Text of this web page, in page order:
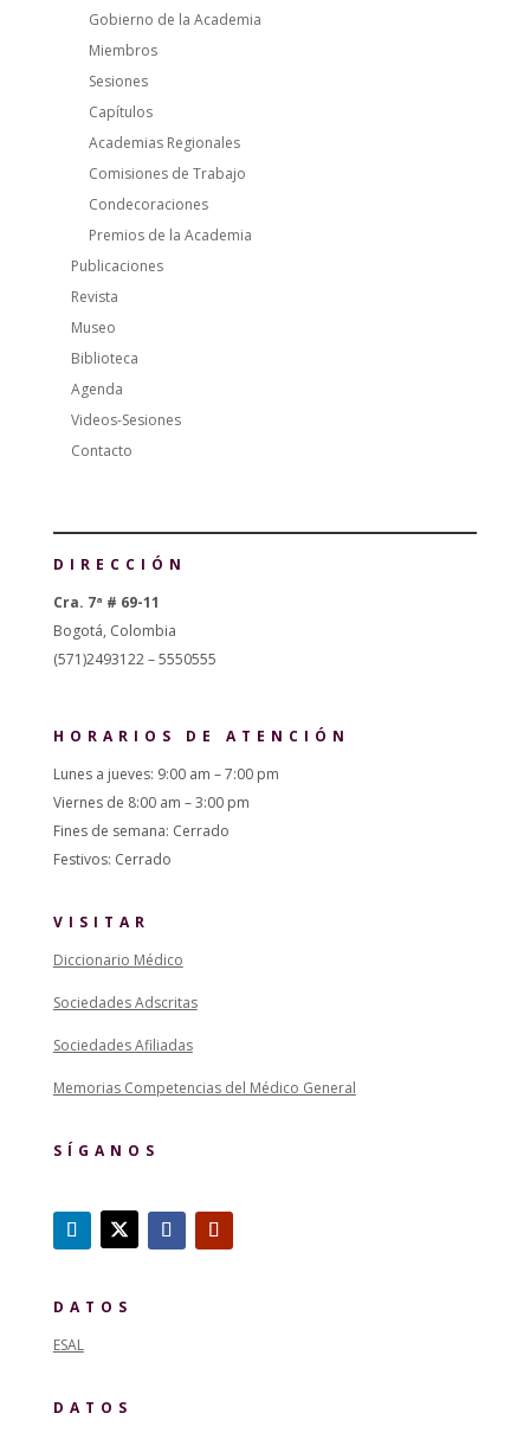
Gobierno de la Academia
Miembros
Sesiones
Capítulos
Academias Regionales
Comisiones de Trabajo
Condecoraciones
Premios de la Academia
Publicaciones
Revista
Museo
Biblioteca
Agenda
Videos-Sesiones
Contacto
DIRECCIÓN
Cra. 7ª # 69-11
Bogotá, Colombia
(571)2493122 – 5550555
HORARIOS DE ATENCIÓN
Lunes a jueves: 9:00 am – 7:00 pm
Viernes de 8:00 am – 3:00 pm
Fines de semana: Cerrado
Festivos: Cerrado
VISITAR
Diccionario Médico
Sociedades Adscritas
Sociedades Afiliadas
Memorias Competencias del Médico General
SÍGANOS
DATOS
ESAL
DATOS